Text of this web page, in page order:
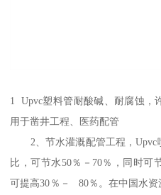
1 Upvc塑料管耐酸碱、耐腐蚀，
用于凿井工程、医药配管
2、节水灌溉配管工程，Upvc
比，可节水50％－70％，同时可
可提高30％－ 80％。在中国水